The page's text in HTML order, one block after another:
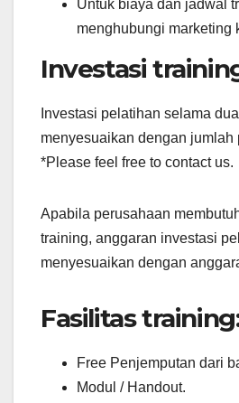
Untuk biaya dan jadwal
menghubungi marketing
Investasi
Investasi pelatihan selama
menyesuaikan dengan jumlah
*Please feel free to contact us.
Apabila perusahaan
training, anggaran investasi
menyesuaikan dengan
Fasilitas
Free Penjemputan dari
Modul / Handout.